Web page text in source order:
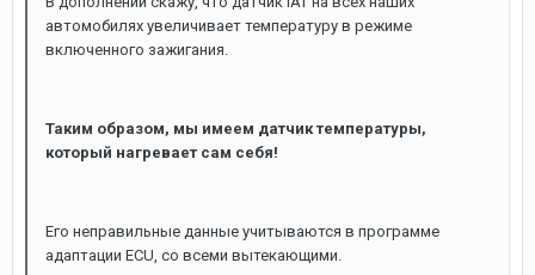
автомобилях увеличивает температуру в режиме
включенного зажигания.
Таким образом, мы имеем датчик температуры,
который нагревает сам себя!
Его неправильные данные учитываются в программе
адаптации ECU, со всеми вытекающими.